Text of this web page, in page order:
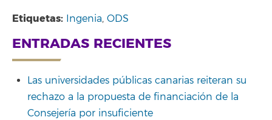
Etiquetas: Ingenia, ODS
ENTRADAS RECIENTES
Las universidades públicas canarias reiteran su
rechazo a la propuesta de financiación de la
Consejería por insuficiente